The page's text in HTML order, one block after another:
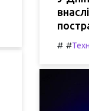
# #